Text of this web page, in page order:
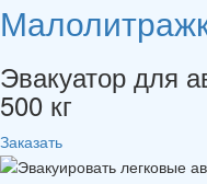
Эвакуатор для
500 кг
Заказать